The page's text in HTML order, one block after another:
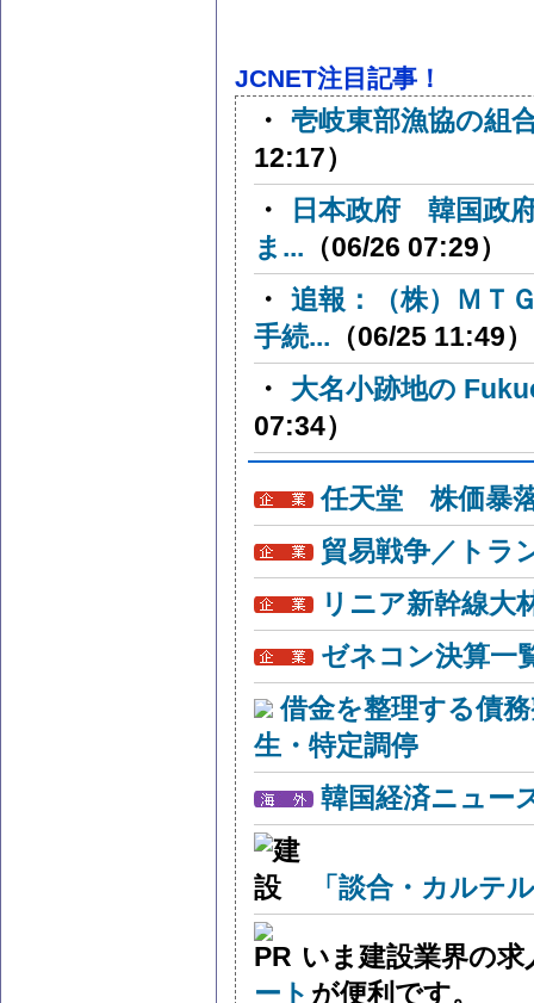
JCNET注目記事！
・ 壱岐東部漁協の組
12:17）
・
日本政府 韓国政
ま... （06/26 07:29）
・ 追報：（株）ＭＴ
手続... （06/25 11:49）
・
大名小跡地の
07:34）
任天堂 株価暴
貿易戦争／トラ
リニア新幹線大
ゼネコン決算一
借金を整理する債
生・特定調停
韓国経済ニュー
「談合・カルテ
いま建設業界の
ート が便利です。